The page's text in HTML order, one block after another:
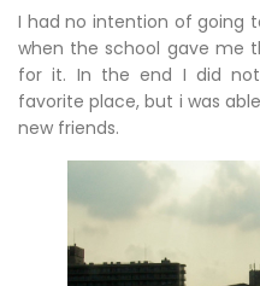
I had no intention of going
when the school gave me
for it. In the end I did
favorite place, but i was
new friends.